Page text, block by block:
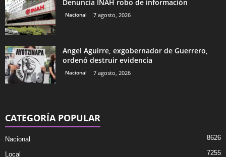
Denuncia INAH robo de información
Nacional 7 agosto, 2026
Angel Aguirre, exgobernador de Guerrero,
ordenó destruir evidencia
Nacional 7 agosto, 2026
CATEGORÍA POPULAR
Nacional 8626
Local 7255